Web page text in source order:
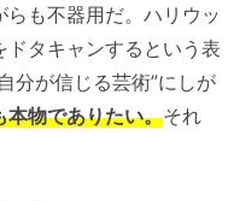
も不器用だ。ハリウッ
ドタキャンするという表
分が信じる芸術”にしが
本物でありたい。それ